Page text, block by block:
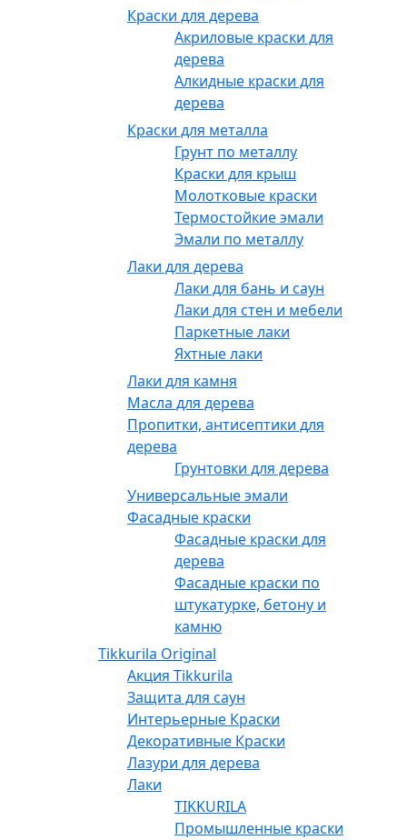
Краски для дерева
Акриловые краски для
дерева
Алкидные краски для
дерева
Краски для металла
Грунт по металлу
Краски для крыш
Молотковые краски
Термостойкие эмали
Эмали по металлу
Лаки для дерева
Лаки для бань и саун
Лаки для стен и мебели
Паркетные лаки
Яхтные лаки
Лаки для камня
Масла для дерева
Пропитки, антисептики для
дерева
Грунтовки для дерева
Универсальные эмали
Фасадные краски
Фасадные краски для
дерева
Фасадные краски по
штукатурке, бетону и
камню
Tikkurila Original
Акция Tikkurila
Защита для саун
Интерьерные Краски
Декоративные Краски
Лазури для дерева
Лаки
TIKKURILA
Промышленные краски